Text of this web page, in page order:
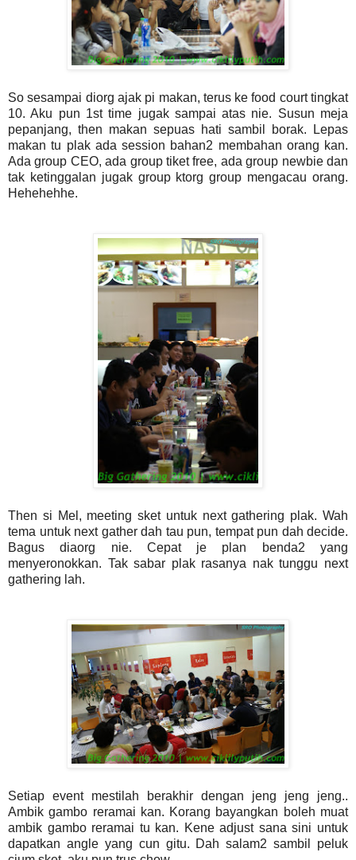
So sesampai diorg ajak pi makan, terus ke food court tingkat
10. Aku pun 1st time jugak sampai atas nie. Susun meja
pepanjang, then makan sepuas hati sambil borak. Lepas
makan tu plak ada session bahan2 membahan orang kan.
Ada group CEO, ada group tiket free, ada group newbie dan
tak ketinggalan jugak group ktorg group mengacau orang.
Hehehehhe.
Then si Mel, meeting sket untuk next gathering plak. Wah
tema untuk next gather dah tau pun, tempat pun dah decide.
Bagus diaorg nie. Cepat je plan benda2 yang
menyeronokkan. Tak sabar plak rasanya nak tunggu next
gathering lah.
Setiap event mestilah berakhir dengan jeng jeng jeng..
Ambik gambo reramai kan. Korang bayangkan boleh muat
ambik gambo reramai tu kan. Kene adjust sana sini untuk
dapatkan angle yang cun gitu. Dah salam2 sambil peluk